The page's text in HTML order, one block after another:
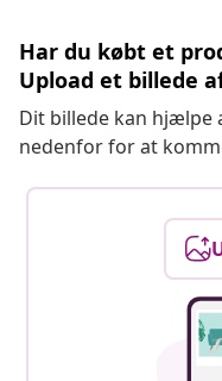
Har du købt et
Upload et billede
Dit billede kan hjælpe
nedenfor for at